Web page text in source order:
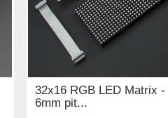
32x16 RGB LED Matrix -
6mm pit...